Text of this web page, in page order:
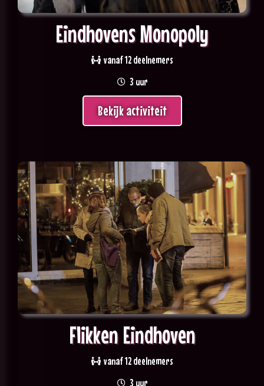
Eindhovens Monopoly
vanaf 12 deelnemers
3 uur
Bekijk activiteit
Flikken Eindhoven
vanaf 12 deelnemers
3 uur